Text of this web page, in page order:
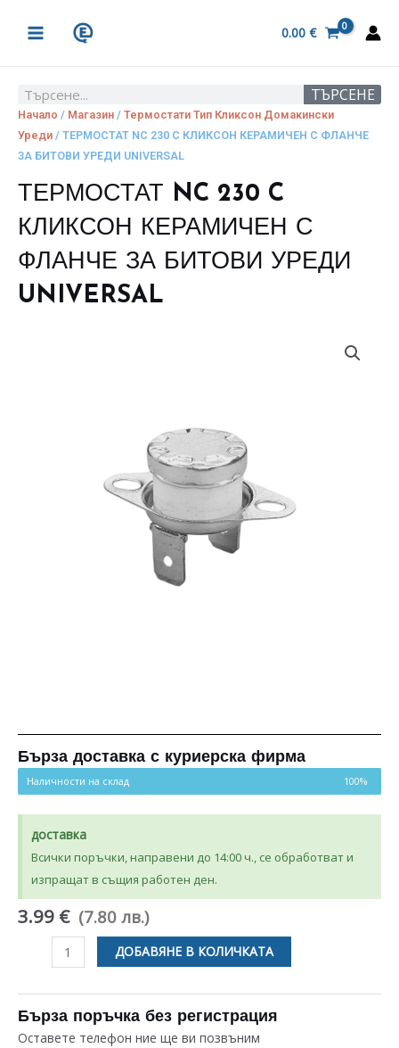
MENU
0.00 €
Search ТЪРСЕНЕ
Начало / Магазин / Термостати Тип Кликсон Домакински
Уреди / ТЕРМОСТАТ NC 230 C КЛИКСОН КЕРАМИЧЕН С ФЛАНЧЕ
ЗА БИТОВИ УРЕДИ UNIVERSAL
ТЕРМОСТАТ NC 230 C
КЛИКСОН КЕРАМИЧЕН С
ФЛАНЧЕ ЗА БИТОВИ УРЕДИ
UNIVERSAL
Бърза доставка с куриерска фирма
Наличности на склад 100%
доставка
Всички поръчки, направени до 14:00 ч., се обработват и
изпращат в същия работен ден.
3.99 € (7.80 лв.)
количество
ТЕРМОСТАТ
NC
230
ДОБАВЯНЕ В КОЛИЧКАТА
Бърза поръчка без регистрация
Оставете телефон ние ще ви позвъним